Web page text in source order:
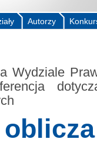
Autorzy
Wydziale